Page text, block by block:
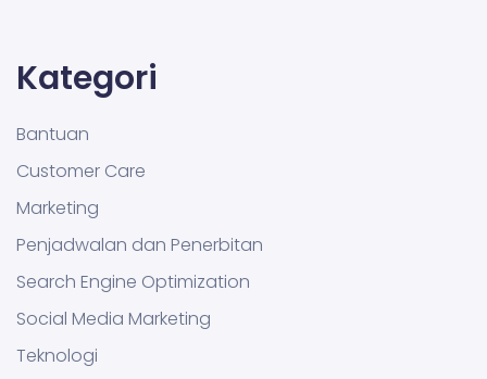
Kategori
Bantuan
Customer Care
Marketing
Penjadwalan dan Penerbitan
Search Engine Optimization
Social Media Marketing
Teknologi